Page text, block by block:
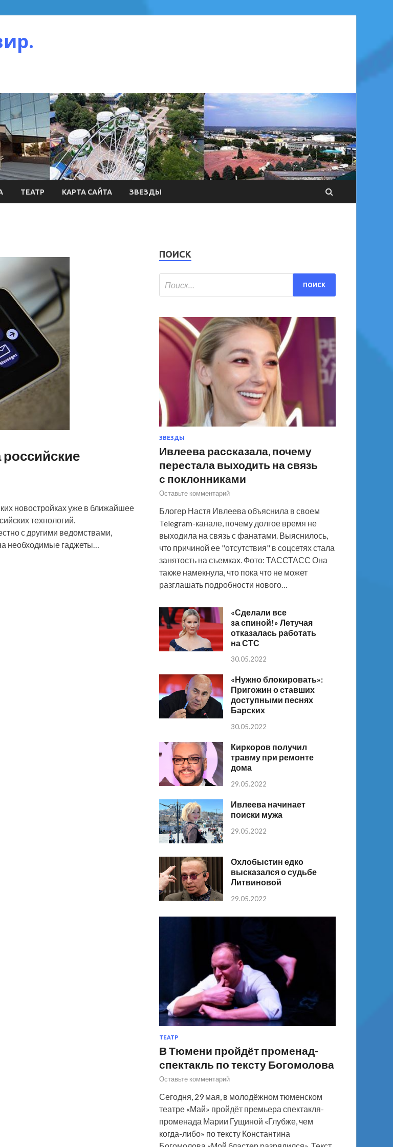
ТЕАТР КАРТА САЙТА ЗВЕЗДЫ
новостройках уже в ближайшее
технологий.
с другими ведомствами,
необходимые гаджеты…
ПОИСК
ЗВЕЗДЫ
Ивлеева рассказала, почему
перестала выходить на связь
с поклонниками
Оставьте комментарий
Блогер Настя Ивлеева объяснила в своем
Telegram-канале, почему долгое время не
выходила на связь с фанатами. Выяснилось,
что причиной ее "отсутствия" в соцсетях стала
занятость на съемках. Фото: ТАССТАСС Она
также намекнула, что пока что не может
разглашать подробности нового…
«Сделали все
за спиной!» Летучая
отказалась работать
на СТС
30.05.2022
«Нужно блокировать»:
Пригожин о ставших
доступными песнях
Барских
30.05.2022
Киркоров получил
травму при ремонте
дома
29.05.2022
Ивлеева начинает
поиски мужа
29.05.2022
Охлобыстин едко
высказался о судьбе
Литвиновой
29.05.2022
ТЕАТР
В Тюмени пройдёт променад-
спектакль по тексту Богомолова
Оставьте комментарий
Сегодня, 29 мая, в молодёжном тюменском
театре «Май» пройдёт премьера спектакля-
променада Марии Гущиной «Глубже, чем
когда-либо» по тексту Константина